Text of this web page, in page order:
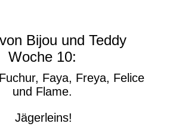
Bijou und Teddy
Woche 10:
Faya, Freya, Felice
und Flame.
Jägerleins!